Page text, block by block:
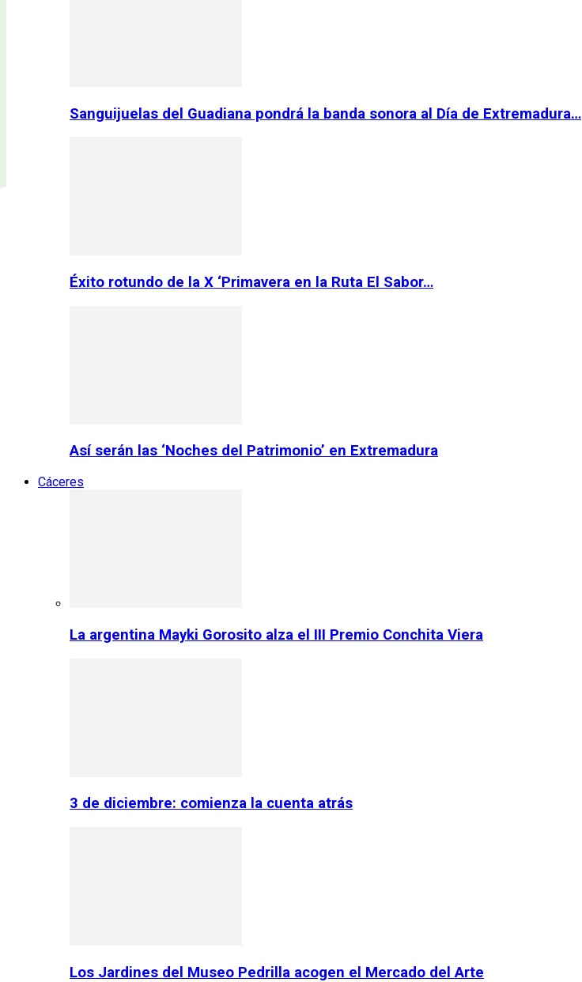
Sanguijuelas del Guadiana pondrá la banda sonora al Día de Extremadura…
Éxito rotundo de la X ‘Primavera en la Ruta El Sabor…
Así serán las ‘Noches del Patrimonio’ en Extremadura
Cáceres
La argentina Mayki Gorosito alza el III Premio Conchita Viera
3 de diciembre: comienza la cuenta atrás
Los Jardines del Museo Pedrilla acogen el Mercado del Arte